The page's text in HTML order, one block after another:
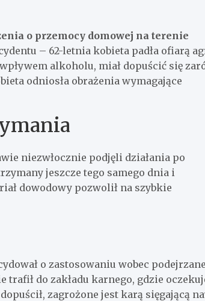
o przemocy domowej na terenie
– 62-letnia kobieta padła ofiarą
alkoholu, miał dopuścić się
odniosła obrażenia wymagające
niezwłocznie podjęli działania po
jeszcze tego samego dnia i
dowodowy pozwolił na szybkie
o zastosowaniu wobec
do zakładu karnego, gdzie
zagrożone jest karą sięgającą